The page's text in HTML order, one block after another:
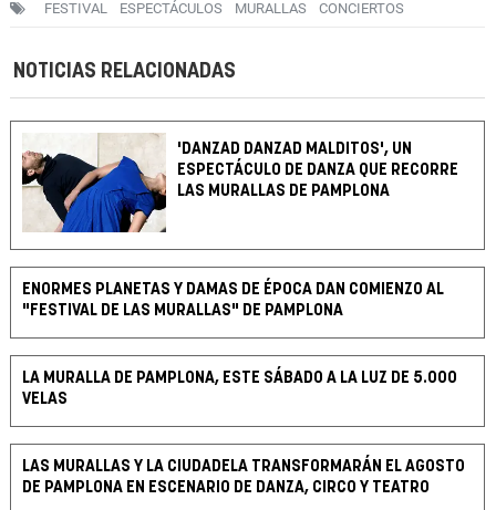
FESTIVAL ESPECTÁCULOS MURALLAS CONCIERTOS
NOTICIAS RELACIONADAS
'DANZAD DANZAD MALDITOS', UN
ESPECTÁCULO DE DANZA QUE RECORRE
LAS MURALLAS DE PAMPLONA
ENORMES PLANETAS Y DAMAS DE ÉPOCA DAN COMIENZO AL
"FESTIVAL DE LAS MURALLAS" DE PAMPLONA
LA MURALLA DE PAMPLONA, ESTE SÁBADO A LA LUZ DE 5.000
VELAS
LAS MURALLAS Y LA CIUDADELA TRANSFORMARÁN EL AGOSTO
DE PAMPLONA EN ESCENARIO DE DANZA, CIRCO Y TEATRO